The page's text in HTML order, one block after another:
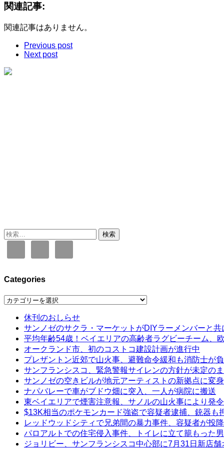
関連記事:
関連記事はありません。
Previous post
Next post
検
索:
Categories
Categories
休刊のおしらせ
サンノゼのサクラ・マーケットがDIYラーメンバーと共
平均年齢54歳！ベイエリアの高齢者ラグビーチーム、
オークランド市、初のコストコ建設計画が進行中
プレザントン近郊で山火事、避難命令緩和も消防士が
サンフランシスコ、緊急警報サイレンの方針が未定の
サンノゼの空きビルが地元アーティストの新拠点に変身
ナパバレーで車がブドウ畑に突入、一人が病院に搬送
東ベイエリアで煙害注意報、サノルの山火事により発令
$13K相当のポケモンカード強盗で容疑者逮捕、銃器も
レッドウッドシティで兄弟間の暴力事件、容疑者が投降
パロアルトでの住宅侵入事件、トイレに立て籠もった
ジョリビー、サンフランシスコ中心部に7月31日新店舗